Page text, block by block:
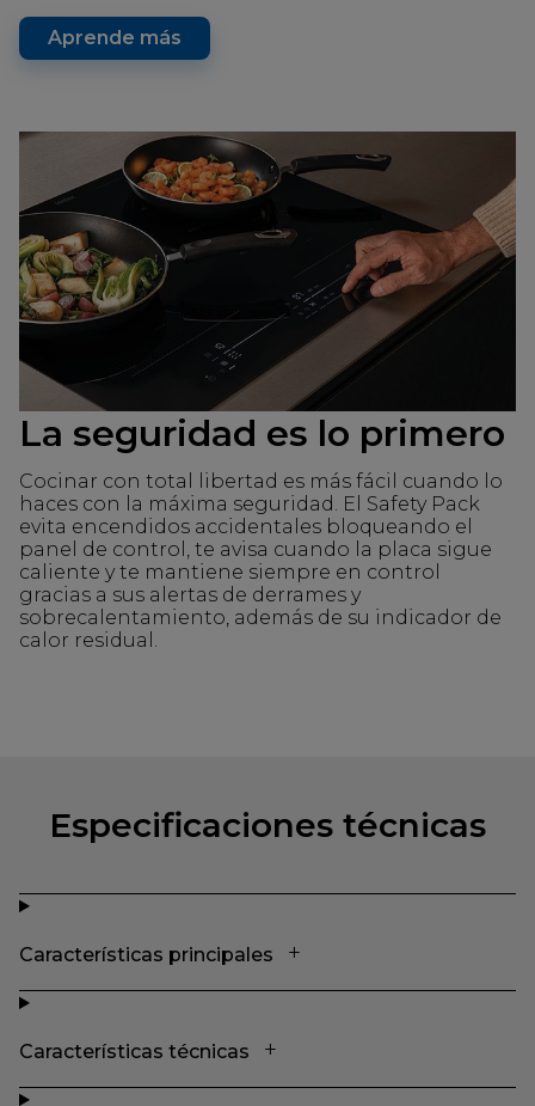
Aprende más
La seguridad es lo primero
Cocinar con total libertad es más fácil cuando lo
haces con la máxima seguridad. El Safety Pack
evita encendidos accidentales bloqueando el
panel de control, te avisa cuando la placa sigue
caliente y te mantiene siempre en control
gracias a sus alertas de derrames y
sobrecalentamiento, además de su indicador de
calor residual.
Especificaciones técnicas
Características principales
Características técnicas